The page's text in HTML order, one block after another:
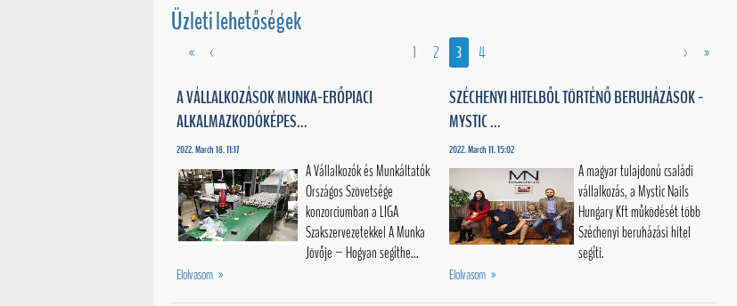
Üzleti lehetőségek
« < 1 2 3 4 > »
A VÁLLALKOZÁSOK MUNKA-ERŐPIACI
ALKALMAZKODÓKÉPES...
2022. March 18. 11:17
A Vállalkozók és Munkáltatók
Országos Szövetsége
konzorciumban a LIGA
Szakszervezetekkel A Munka
Jövője – Hogyan segíthe...
Elolvasom »
SZÉCHENYI HITELBŐL TÖRTÉNŐ BERUHÁZÁSOK -
MYSTIC ...
2022. March 11. 15:02
A magyar tulajdonú családi
vállalkozás, a Mystic Nails
Hungary Kft működését több
Széchenyi beruházási hitel
segíti.
Elolvasom »